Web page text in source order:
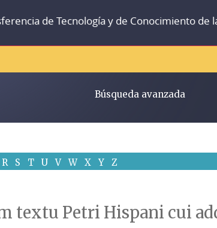
de Tecnología y de Conocimiento de
Búsqueda avanzada
R S T U V W X Y Z
textu Petri Hispani cui